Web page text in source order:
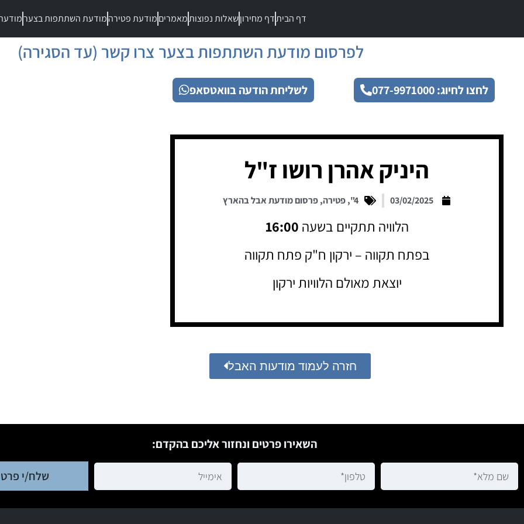
דף הביתדף מחירוןשאלות נפוצותמאמריםמודעת פטירהמודעת השתתפות בצער
לפרסום מודעת השתתפות בצער צרו קשר (עד הסגירה)
לחצו לחיוג: 077-9971000 לשליחת הודעה בוואטסאפ
היניק אהרן רושו ז"ל
03/02/2025
4"
,פטירה,פרסום מודעת אבל בהארץ
הלוויה תתקיים בשעה 16:00
בפתח תקווה – ירקון ח"ק פתח תקווה
יוצאת מאולם הלוויות ירקון
חזרה לעמוד מודעות האבל
השאירו פרטים ונחזור אליכם בהקדם:
שלח/י